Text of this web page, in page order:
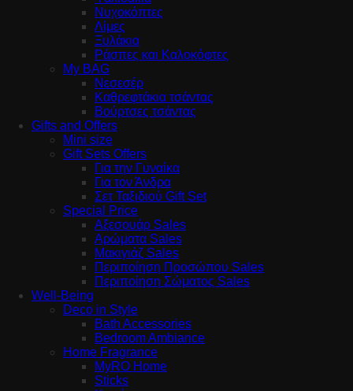
Νυχοκόπτες
Λίμες
Ξυλάκια
Ράσπες και Καλοκόφτες
My BAG
Νεσεσέρ
Καθρεφτάκια τσάντας
Βούρτσες τσάντας
Gifts and Offers
Mini size
Gift Sets Offers
Για την Γυναίκα
Για τον Άνδρα
Σετ Ταξιδιού Gift Set
Special Price
Αξεσουάρ Sales
Αρώματα Sales
Μακιγιάζ Sales
Περιποίηση Προσώπου Sales
Περιποίηση Σώματος Sales
Well-Being
Deco in Style
Bath Accessories
Bedroom Ambiance
Home Fragrance
MyRO Home
Sticks